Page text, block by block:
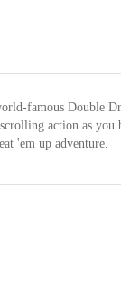
famous Double
action as you
'em up adventure.